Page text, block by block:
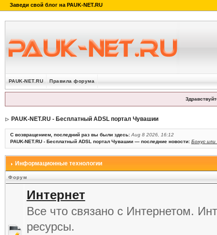
PAUK-NET.RU Правила форума
PAUK-NET.RU - Бесплатный ADSL портал Чувашии
С возвращением, последний раз вы были здесь: Aug 8 2026, 16:12
PAUK-NET.RU - Бесплатный ADSL портал Чувашии — последние новости: Бонус
Информационные технологии
Форум
Интернет
Все что связано с Интернетом.
ресурсы.